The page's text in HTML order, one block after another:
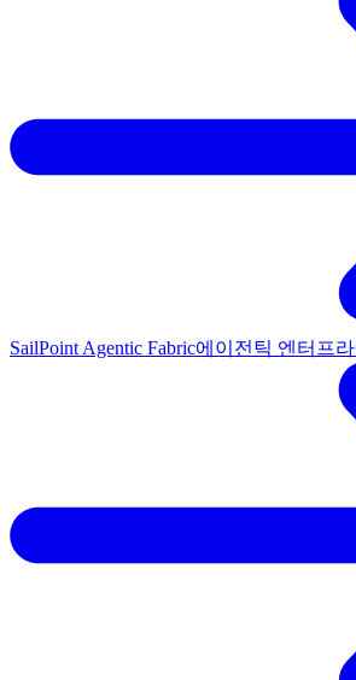
SailPoint Agentic Fabric에이전틱 엔터프